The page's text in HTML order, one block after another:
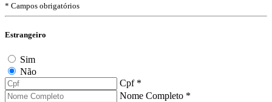
* Campos obrigatórios
Estrangeiro
Sim
Não
Cpf *
Nome Completo *